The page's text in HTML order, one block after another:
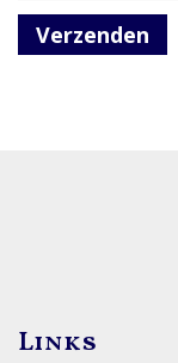
Verzenden
Links